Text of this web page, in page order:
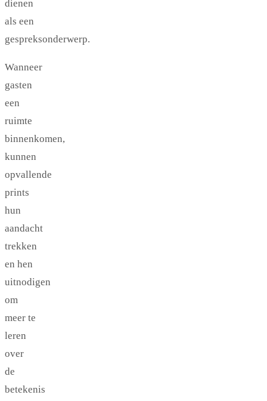
dienen
als een
gespreksonderwerp.
Wanneer
gasten
een
ruimte
binnenkomen,
kunnen
opvallende
prints
hun
aandacht
trekken
en hen
uitnodigen
om
meer te
leren
over
de
betekenis